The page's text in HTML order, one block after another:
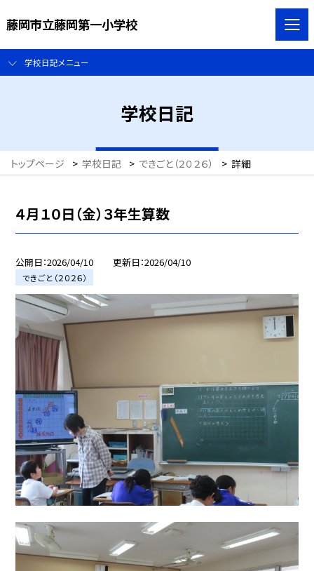
藤岡市立藤岡第一小学校
学校日記メニュー
学校日記
トップページ > 学校日記 > できごと（２０２６） > 詳細
４月１０日（金）３年生算数
公開日 2026/04/10 更新日 2026/04/10
できごと（２０２６）